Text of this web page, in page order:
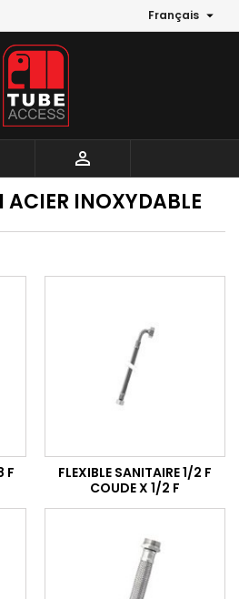
Français 

ACIER INOXYDABLE
F
FLEXIBLE SANITAIRE 1/2 F
COUDE X 1/2 F